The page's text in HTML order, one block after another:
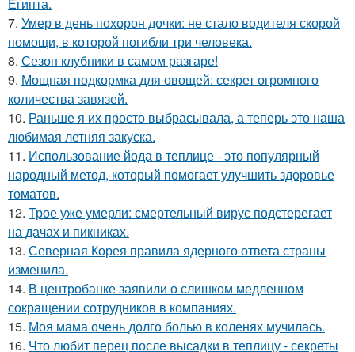
Египта.
7. Умер в день похорон дочки: не стало водителя скорой
помощи, в которой погибли три человека.
8. Сезон клубники в самом разгаре!
9. Мощная подкормка для овощей: секрет огромного
количества завязей.
10. Раньше я их просто выбрасывала, а теперь это наша
любимая летняя закуска.
11. Использование йода в теплице - это популярный
народный метод, который помогает улучшить здоровье
томатов.
12. Трое уже умерли: смертельный вирус подстерегает
на дачах и пикниках.
13. Северная Корея правила ядерного ответа страны
изменила.
14. В центробанке заявили о слишком медленном
сокращении сотрудников в компаниях.
15. Моя мама очень долго болью в коленях мучилась.
16. Что любит перец после высадки в теплицу - секреты